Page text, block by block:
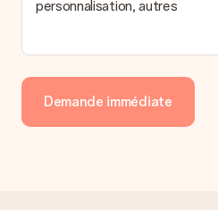
personnalisation, autres
Demande immédiate